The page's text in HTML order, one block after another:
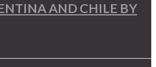
AND CHILE BY